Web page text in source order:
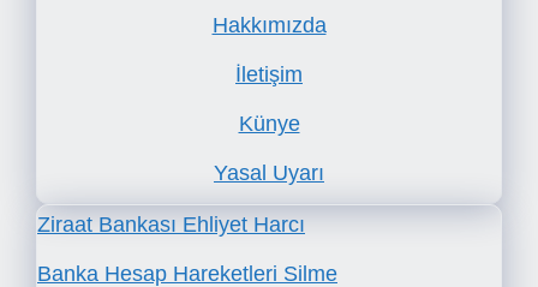
Hakkımızda
İletişim
Künye
Yasal Uyarı
Ziraat Bankası Ehliyet Harcı
Banka Hesap Hareketleri Silme